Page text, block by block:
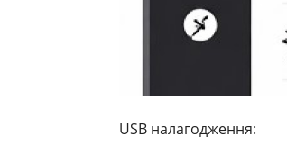
USB налагодження: